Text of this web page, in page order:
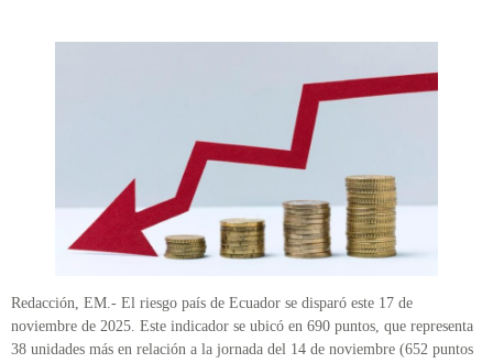
Redacción, EM.- El riesgo país de Ecuador se disparó este 17 de
noviembre de 2025. Este indicador se ubicó en 690 puntos, que representa
38 unidades más en relación a la jornada del 14 de noviembre (652 puntos